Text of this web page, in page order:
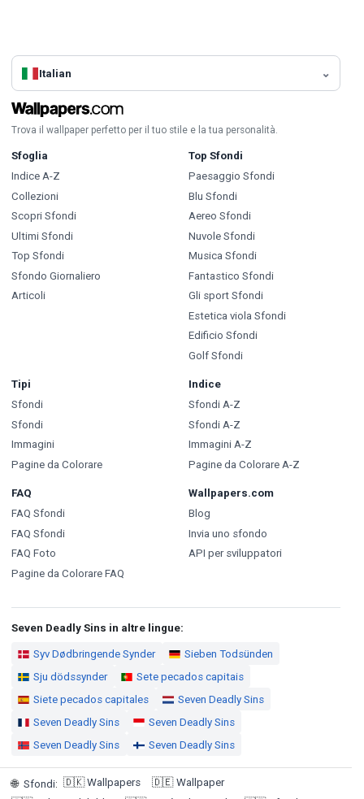
Italian
Trova il wallpaper perfetto per il tuo stile e la tua personalità.
Sfoglia
Indice A-Z
Collezioni
Scopri Sfondi
Ultimi Sfondi
Top Sfondi
Sfondo Giornaliero
Articoli
Top Sfondi
Paesaggio Sfondi
Blu Sfondi
Aereo Sfondi
Nuvole Sfondi
Musica Sfondi
Fantastico Sfondi
Gli sport Sfondi
Estetica viola Sfondi
Edificio Sfondi
Golf Sfondi
Tipi
Sfondi
Sfondi
Immagini
Pagine da Colorare
Indice
Sfondi A-Z
Sfondi A-Z
Immagini A-Z
Pagine da Colorare A-Z
FAQ
FAQ Sfondi
FAQ Sfondi
FAQ Foto
Pagine da Colorare FAQ
Wallpapers.com
Blog
Invia uno sfondo
API per sviluppatori
Seven Deadly Sins in altre lingue:
Syv Dødbringende Synder
Sieben Todsünden
Sju dödssynder
Sete pecados capitais
Siete pecados capitales
Seven Deadly Sins
Seven Deadly Sins
Seven Deadly Sins
Seven Deadly Sins
Seven Deadly Sins
🌐 Sfondi: 🇩🇰 Wallpapers 🇩🇪 Wallpaper